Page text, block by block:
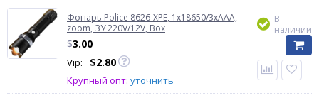
Фонарь Police 8626-XPE, 1х18650/3xAAA,
zoom, ЗУ 220V/12V, Box
$3.00
Vip: $2.80
Крупный опт: уточнить
В
наличии